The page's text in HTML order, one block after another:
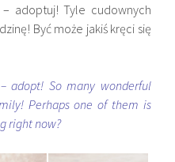
adoptuj! Tyle cudownych
Być może jakiś kręci się
adopt! So many wonderful
Perhaps one of them is
right now?